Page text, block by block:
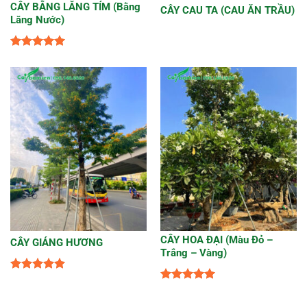
CÂY BẰNG LĂNG TÍM (Bằng
Lăng Nước)
hạng55
sao
CÂY CAU TA (CAU ĂN TRẦU)
CÂY GIÁNG HƯƠNG
CÂY HOA ĐẠI (Màu Đỏ –
Trắng – Vàng)